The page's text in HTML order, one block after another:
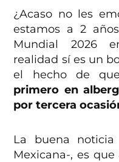
¿Acaso no les
estamos a 2
Mundial 2026
realidad sí es un
el hecho de
primero en
por tercera
La buena
Mexicana-, es